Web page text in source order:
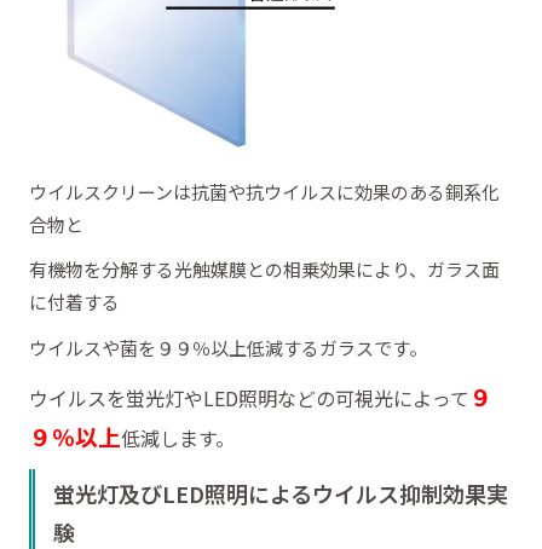
ウイルスクリーンは抗菌や抗ウイルスに効果のある銅系化
合物と
有機物を分解する光触媒膜との相乗効果により、ガラス面
に付着する
ウイルスや菌を９９％以上低減するガラスです。
ウイルスを蛍光灯やLED照明などの可視光によって ９
９％以上低減します。
蛍光灯及びLED照明によるウイルス抑制効果実
験